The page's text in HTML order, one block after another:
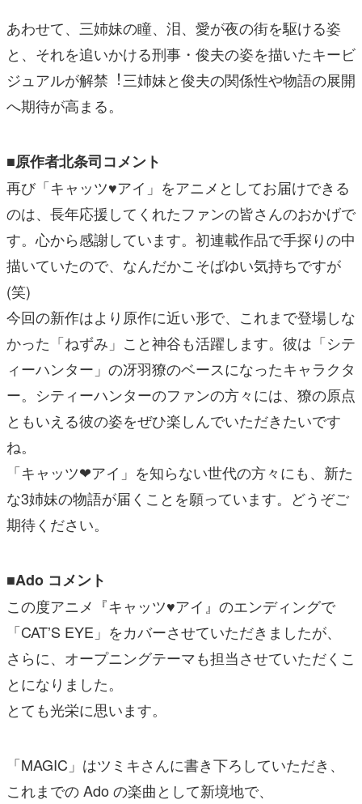
あわせて、三姉妹の瞳、泪、愛が夜の街を駆ける姿
と、それを追いかける刑事・俊夫の姿を描いたキービ
ジュアルが解禁︕三姉妹と俊夫の関係性や物語の展開
へ期待が⾼まる。
■原作者北条司コメント
再び「キャッツ♥アイ」をアニメとしてお届けできる
のは、⻑年応援してくれたファンの皆さんのおかげで
す。⼼から感謝しています。初連載作品で⼿探りの中
描いていたので、なんだかこそばゆい気持ちですが
(笑)
今回の新作はより原作に近い形で、これまで登場しな
かった「ねずみ」こと神⾕も活躍します。彼は「シテ
ィーハンター」の冴⽻獠のベースになったキャラクタ
ー。シティーハンターのファンの⽅々には、獠の原点
ともいえる彼の姿をぜひ楽しんでいただきたいです
ね。
「キャッツ❤アイ」を知らない世代の⽅々にも、新た
な3姉妹の物語が届くことを願っています。どうぞご
期待ください。
■Ado コメント
この度アニメ『キャッツ♥アイ』のエンディングで
「CATʼS EYE」をカバーさせていただきましたが、
さらに、オープニングテーマも担当させていただくこ
とになりました。
とても光栄に思います。
「MAGIC」はツミキさんに書き下ろしていただき、
これまでの Ado の楽曲として新境地で、